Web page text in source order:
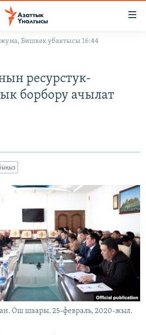
сайттары
Бишкек убактысы 16:44
ресурстук-
борбору ачылат
Ош шаары. 25-февраль, 2020-жыл.